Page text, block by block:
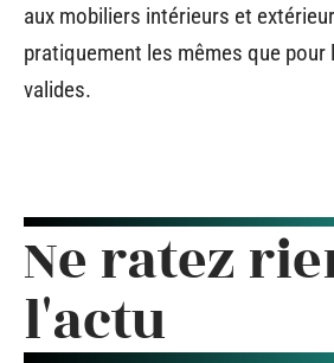
aux mobiliers intérieurs et
pratiquement les mêmes que pour
valides.
Ne ratez
l'actu